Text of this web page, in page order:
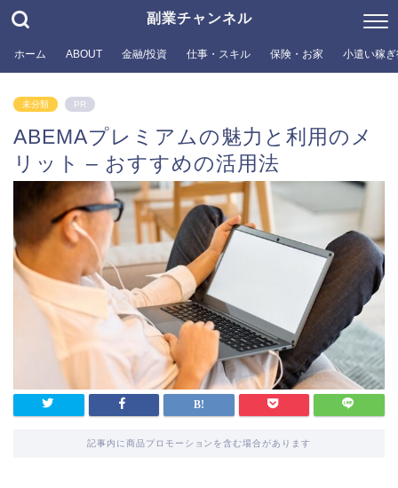
副業チャンネル
ホーム ABOUT 金融/投資 仕事・スキル 保険・お家 小遣い稼
未分類 PR
ABEMAプレミアムの魅力と利用のメ
リット – おすすめの活用法
記事内に商品プロモーションを含む場合があります